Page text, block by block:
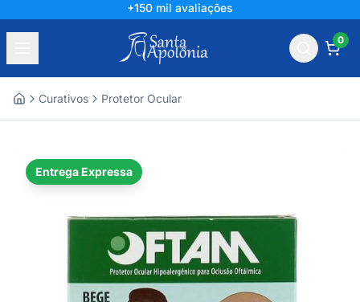
+150 mil avaliações
0
Curativos Protetor Ocular
Entrega Expressa